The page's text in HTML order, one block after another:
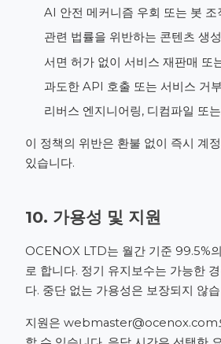
AI 안전 메커니즘 우회 또는 봇 조
관련 법률을 위반하는 콘텐츠 생
서면 허가 없이 서비스 재판매 또
과도한 API 호출 또는 서비스 거
리버스 엔지니어링, 디컴파일 또
이 정책의 위반은 환불 없이 즉시 계
있습니다.
10. 가용성 및 지원
OCENOX LTD는 월간 기준 99.5%
로 합니다. 정기 유지보수는 가능한
다. 중단 없는 가용성은 보장되지 않
지원은 webmaster@ocenox.com